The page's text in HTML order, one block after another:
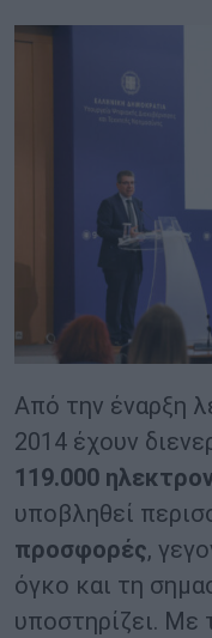
Από την έναρξη
2014 έχουν
119.000
υποβληθεί
προσφορές,
όγκο και τη
υποστηρίζει. Με